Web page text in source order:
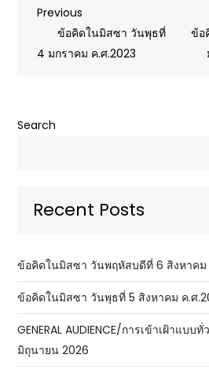
Post
navigation
Previous
Post
Previous
ข้อคิดในมิสซา วันพุธที่
4 มกราคม ค.ศ.2023
ข้อ
Search
Recent Posts
ข้อคิดในมิสซา วันพฤหัสบดีที่ 6 สิงหาคม
ข้อคิดในมิสซา วันพุธที่ 5 สิงหาคม ค.ศ
GENERAL AUDIENCE/การเข้าเฝ้าแบบ
มิถุนายน 2026